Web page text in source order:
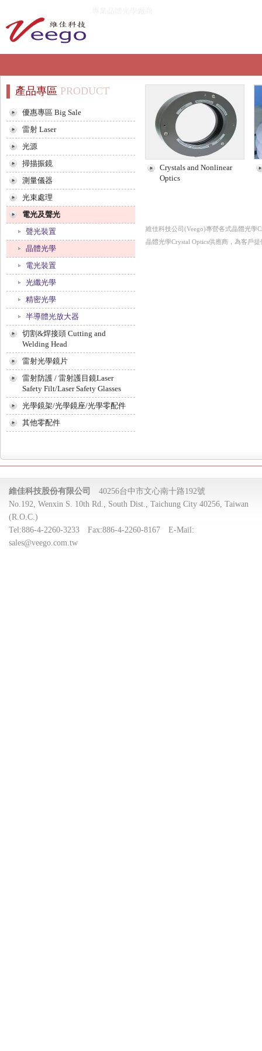
Crystals and Nonlinear
Optics
維佳科技公司(Veego)專營各式晶體光學
晶體光學Crystal Optics供應商，為客戶
產品專區 PRODUCT
優惠專區 Big Sale
雷射 Laser
光源
掃描振鏡
測量儀器
光束處理
電光及聲光
聲光裝置
晶體光學
電光裝置
光纖光學
精密光學
半導體光放大器
切割&焊接頭 Cutting and
Welding Head
雷射光學鏡片
雷射防護 / 雷射護目鏡Laser
Safety Filt/Laser Safety Glasses
光學鏡架/光學鏡座/光學零配件
其他零配件
維佳科技股份有限公司
40256台中市文心南十路192號
No.192, Wenxin S. 10th Rd., South Dist., Taichung City 40256, Taiwan
(R.O.C.)
Tel:886-4-2260-3233 Fax:886-4-2260-8167 E-Mail:
sales@veego.com.tw